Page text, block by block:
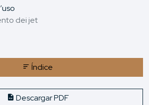
dei jet
Índice
Descargar PDF